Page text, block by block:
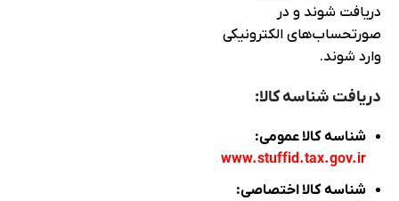
دریافت شوند و در
صورتحساب‌های الکترونیکی
وارد شوند.
دریافت شناسه کالا:
شناسه کالا عمومی:
www.stuffid.tax.gov.ir
شناسه کالا اختصاصی: